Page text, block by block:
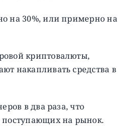
на 30%, или примерно на
криптовалюты,
накапливать средства в
в два раза, что
на рынок.